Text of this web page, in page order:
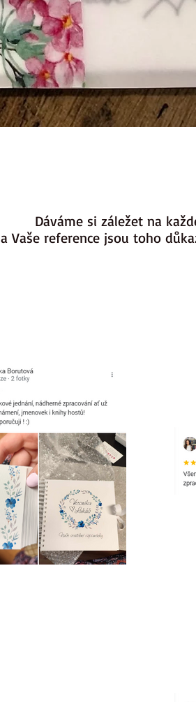
Dáváme si záležet na
a Vaše reference jsou toho